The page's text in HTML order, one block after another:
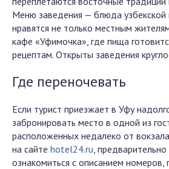
Меню заведения — блюда узбекской
нравятся не только местным
кафе «Уфимочка», где пища
рецептам. Открыты заведения
Где переночевать
Если турист приезжает в Уфу
забронировать место в одной из
расположенных недалеко от
на сайте hotel24.ru,
ознакомиться с описанием номеров,